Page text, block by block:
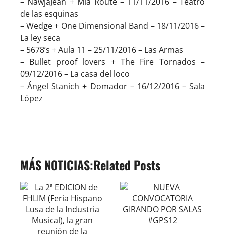
de las esquinas
– Wedge + One Dimensional Band – 18/11/2016 –
La ley seca
– 5678’s + Aula 11 – 25/11/2016 – Las Armas
– Bullet proof lovers + The Fire Tornados –
09/12/2016 – La casa del loco
– Ángel Stanich + Domador – 16/12/2016 – Sala
López
Related Posts